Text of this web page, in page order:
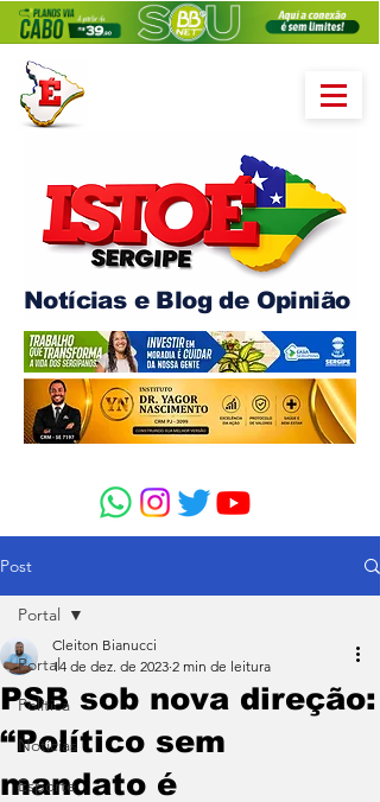
Notícias e Blog de Opinião
Post
Portal
Política
Notícias
Esporte
Portal
PSB sob nova direção:
“Político sem
mandato é
Cleiton Bianucci
14 de dez. de 2023 2 min de leitura